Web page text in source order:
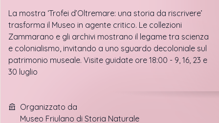
La mostra ‘Trofei d’Oltremare: una storia da riscrivere’
trasforma il Museo in agente critico. Le collezioni
Zammarano e gli archivi mostrano il legame tra scienza
e colonialismo, invitando a uno sguardo decoloniale sul
patrimonio museale. Visite guidate ore 18:00 - 9, 16, 23 e
30 luglio
Organizzato da
Museo Friulano di Storia Naturale